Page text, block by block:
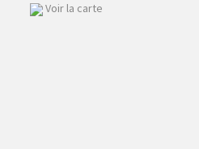
Voir la carte